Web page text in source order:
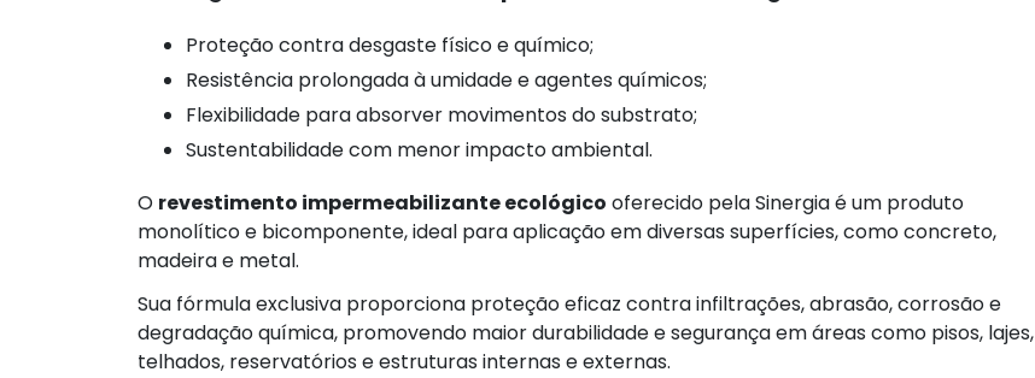
Proteção contra desgaste físico e químico;
Resistência prolongada à umidade e agentes químicos;
Flexibilidade para absorver movimentos do substrato;
Sustentabilidade com menor impacto ambiental.
O revestimento impermeabilizante ecológico oferecido pela Sinergia é um produto
monolítico e bicomponente, ideal para aplicação em diversas superfícies, como concreto,
madeira e metal.
Sua fórmula exclusiva proporciona proteção eficaz contra infiltrações, abrasão, corrosão e
degradação química, promovendo maior durabilidade e segurança em áreas como pisos, lajes,
telhados, reservatórios e estruturas internas e externas.